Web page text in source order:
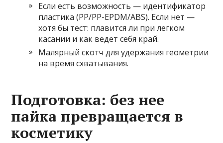
Если есть возможность — идентификатор
пластика (PP/PP-EPDM/ABS). Если нет —
хотя бы тест: плавится ли при легком
касании и как ведет себя край.
Малярный скотч для удержания геометрии
на время схватывания.
Подготовка: без нее
пайка превращается в
косметику